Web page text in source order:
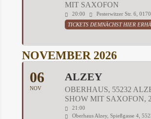
MIT SAXOFON
20:00
Pesterwitzer Str. 6,
TICKETS DEMNÄCHST HIER
NOVEMBER 2026
06
NOV
ALZEY
OBERHAUS, 55232
SHOW MIT SAXOFON,
21:00
Oberhaus Alzey, Spießgasse 4,